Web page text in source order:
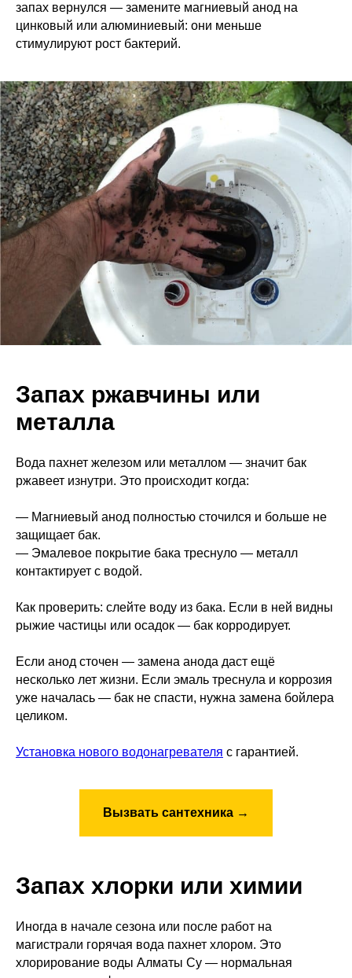
запах вернулся — замените магниевый анод на
цинковый или алюминиевый: они меньше
стимулируют рост бактерий.
Запах ржавчины или
металла
Вода пахнет железом или металлом — значит бак
ржавеет изнутри. Это происходит когда:
— Магниевый анод полностью сточился и больше не
защищает бак.
— Эмалевое покрытие бака треснуло — металл
контактирует с водой.
Как проверить: слейте воду из бака. Если в ней видны
рыжие частицы или осадок — бак корродирует.
Если анод сточен — замена анода даст ещё
несколько лет жизни. Если эмаль треснула и коррозия
уже началась — бак не спасти, нужна замена бойлера
целиком.
Установка нового водонагревателя с гарантией.
Вызвать сантехника →
Запах хлорки или химии
Иногда в начале сезона или после работ на
магистрали горячая вода пахнет хлором. Это
хлорирование воды Алматы Су — нормальная